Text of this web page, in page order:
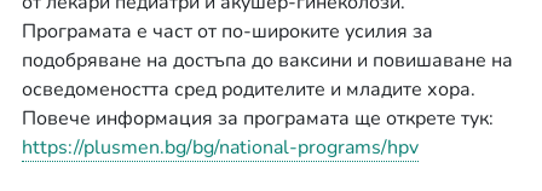
Програмата е част от по-широките усилия за
подобряване на достъпа до ваксини и повишаване на
осведомеността сред родителите и младите хора.
Повече информация за програмата ще открете тук:
https://plusmen.bg/bg/national-programs/hpv